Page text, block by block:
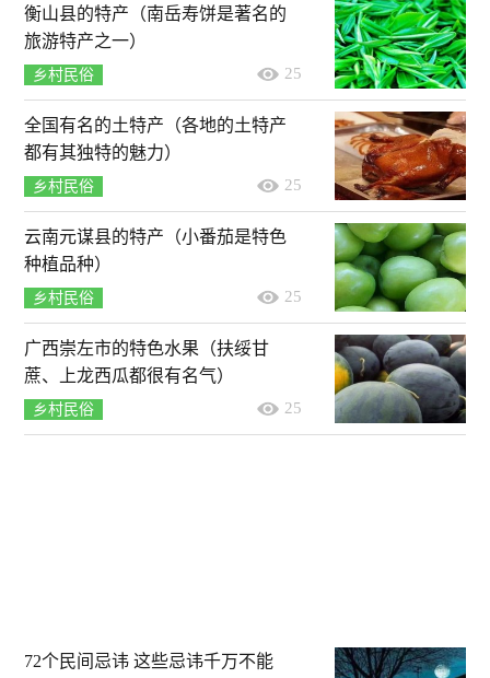
衡山县的特产（南岳寿饼是著名的
旅游特产之一）
乡村民俗 25
全国有名的土特产（各地的土特产
都有其独特的魅力）
乡村民俗 25
云南元谋县的特产（小番茄是特色
种植品种）
乡村民俗 25
广西崇左市的特色水果（扶绥甘
蔗、上龙西瓜都很有名气）
乡村民俗 25
72个民间忌讳 这些忌讳千万不能